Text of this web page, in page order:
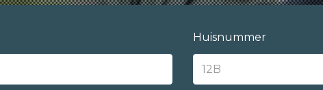
Huisnummer